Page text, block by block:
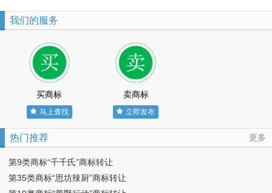
我们的服务
买商标
马上查找
卖商标
立即发布
更多
热门推荐
第9类商标“千千氏”商标转让
第35类商标“思坊辣厨”商标转让